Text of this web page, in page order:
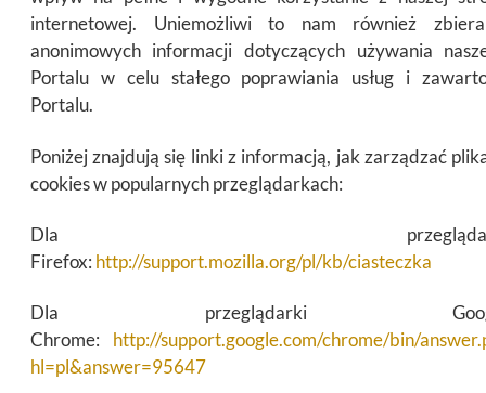
internetowej. Uniemożliwi to nam również
anonimowych informacji dotyczących używania
Portalu w celu stałego poprawiania usług i
Portalu.
Poniżej znajdują się linki z informacją, jak zarządzać
cookies w popularnych przeglądarkach:
Dla
Firefox: http://support.mozilla.org/pl/kb/ciasteczka
Dla przeglądarki
Chrome: http://support.google.com/chrome/bin/
hl=pl&answer=95647